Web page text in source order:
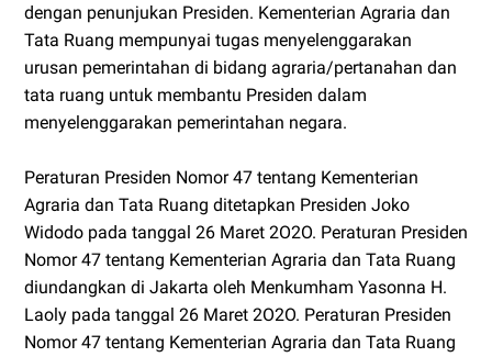
dengan penunjukan Presiden. Kementerian Agraria dan
Tata Ruang mempunyai tugas menyelenggarakan
urusan pemerintahan di bidang agraria/pertanahan dan
tata ruang untuk membantu Presiden dalam
menyelenggarakan pemerintahan negara.
Peraturan Presiden Nomor 47 tentang Kementerian
Agraria dan Tata Ruang ditetapkan Presiden Joko
Widodo pada tanggal 26 Maret 2O2O. Peraturan Presiden
Nomor 47 tentang Kementerian Agraria dan Tata Ruang
diundangkan di Jakarta oleh Menkumham Yasonna H.
Laoly pada tanggal 26 Maret 2O2O. Peraturan Presiden
Nomor 47 tentang Kementerian Agraria dan Tata Ruang